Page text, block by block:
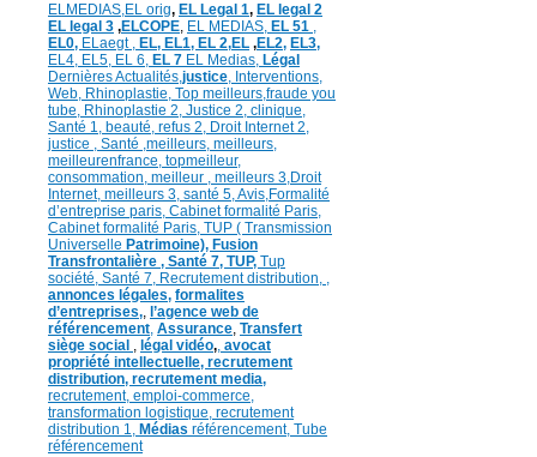
ELMEDIAS,EL orig, EL Legal 1, EL legal 2
EL legal 3 ,ELCOPE, EL MEDIAS, EL 51 ,
EL0, ELaegt , EL, EL1, EL 2,EL ,EL2, EL3,
EL4, EL5, EL 6, EL 7 EL Medias, Légal
DernièresActualités,justice, Interventions,
Web, Rhinoplastie, Top meilleurs,fraude you
tube, Rhinoplastie 2, Justice 2, clinique,
Santé 1, beauté, refus 2, Droit Internet 2,
justice , Santé ,meilleurs, meilleurs,
meilleurenfrance, topmeilleur,
consommation, meilleur , meilleurs 3,Droit
Internet, meilleurs 3, santé 5,Avis,Formalité
d’entreprise paris, Cabinet formalité Paris,
Cabinet formalité Paris, TUP ( Transmission
Universelle Patrimoine), Fusion
Transfrontalière , Santé 7, TUP, Tup
société, Santé 7, Recrutement distribution, ,
annonces légales, formalites
d’entreprises,, l’agence web de
référencement, Assurance, Transfert
siège social , légal vidéo,, avocat
propriété intellectuelle, recrutement
distribution, recrutement media,
recrutement, emploi-commerce,
transformation logistique, recrutement
distribution 1, Médias référencement, Tube
référencement